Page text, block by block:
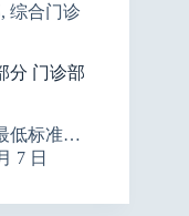
, 综合门诊
分 门诊部
低标准…
7 日